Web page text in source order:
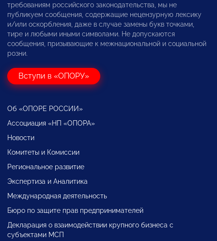
требованиям российского законодательства, мы не
публикуем сообщения, содержащие нецензурную лексику
и/или оскорбления, даже в случае замены букв точками,
тире и любыми иными символами. Не допускаются
сообщения, призывающие к межнациональной и социальной
розни.
Вступи в «ОПОРУ»
Об «ОПОРЕ РОССИИ»
Ассоциация «НП «ОПОРА»
Новости
Комитеты и Комиссии
Региональное развитие
Экспертиза и Аналитика
Международная деятельность
Бюро по защите прав предпринимателей
Декларация о взаимодействии крупного бизнеса с
субъектами МСП